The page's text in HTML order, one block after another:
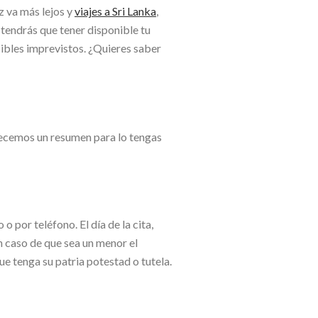
va más lejos yviajes a Sri Lanka,
que tener disponible tu
imprevistos. ¿Quieres saber
un resumen para lo tengas
por teléfono. El día de la cita,
de que sea un menor el
tenga su patria potestad o tutela.